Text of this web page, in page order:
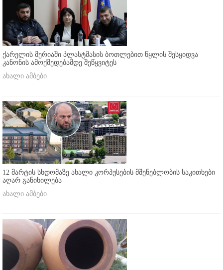
ქარელის მერიაში პლასტმასის ბოთლებით წყლის შესყიდვა
კანონის ამოქმედებამდე შეწყვიტეს
ახალი ამბები
12 მარტის სხდომაზე ახალი კორპუსების მშენებლობის საკითხები
აღარ განიხილება
ახალი ამბები